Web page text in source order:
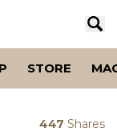
STORE
447 Shares